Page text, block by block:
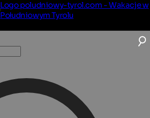
Logo poludniowy-tyrol.com - Wakacje w
Południowym Tyrolu